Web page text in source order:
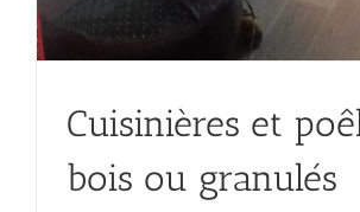
Cuisinières et
bois ou granulés